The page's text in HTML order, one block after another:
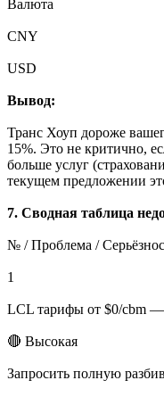
Валюта
CNY
USD
Вывод:
Транс Хоуп дороже
15%. Это не критично,
больше услуг
текущем предложении
7. Сводная таблица
№ / Проблема /
1
LCL тарифы от $0/cbm —
🔴 Высокая
Запросить полную